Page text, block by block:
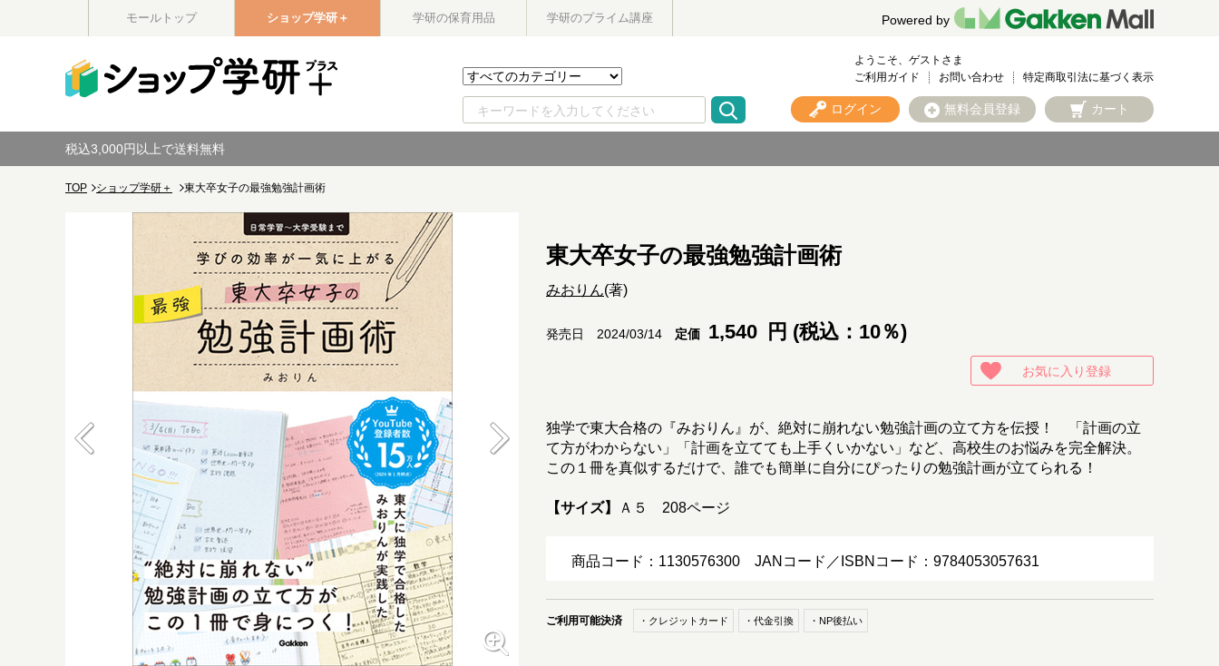
モールトップ ショップ学研＋ 学研の保育用品 学研のプライム講座 Powered by
ようこそ、ゲストさま
ご利用ガイド
お問い合わせ 特定商取引法に基づく表示
ログイン 無料会員登録 カート
税込3,000円以上で送料無料
TOP ショップ学研＋ 東大卒女子の最強勉強計画術
東大卒女子の最強勉強計画術
みおりん(著)
発売日 2024/03/14 定価 1,540 円 (税込：10％)
お気に入り登録
独学で東大合格の『みおりん』が、絶対に崩れない勉強計画の立て方を伝授！ 「計画の立
て方がわからない」「計画を立てても上手くいかない」など、高校生のお悩みを完全解決。
この１冊を真似するだけで、誰でも簡単に自分にぴったりの勉強計画が立てられる！
【サイズ】 Ａ５ 208ページ
商品コード：1130576300 JANコード／ISBNコード：9784053057631
ご利用可能決済 ・クレジットカード ・代金引換 ・NP後払い